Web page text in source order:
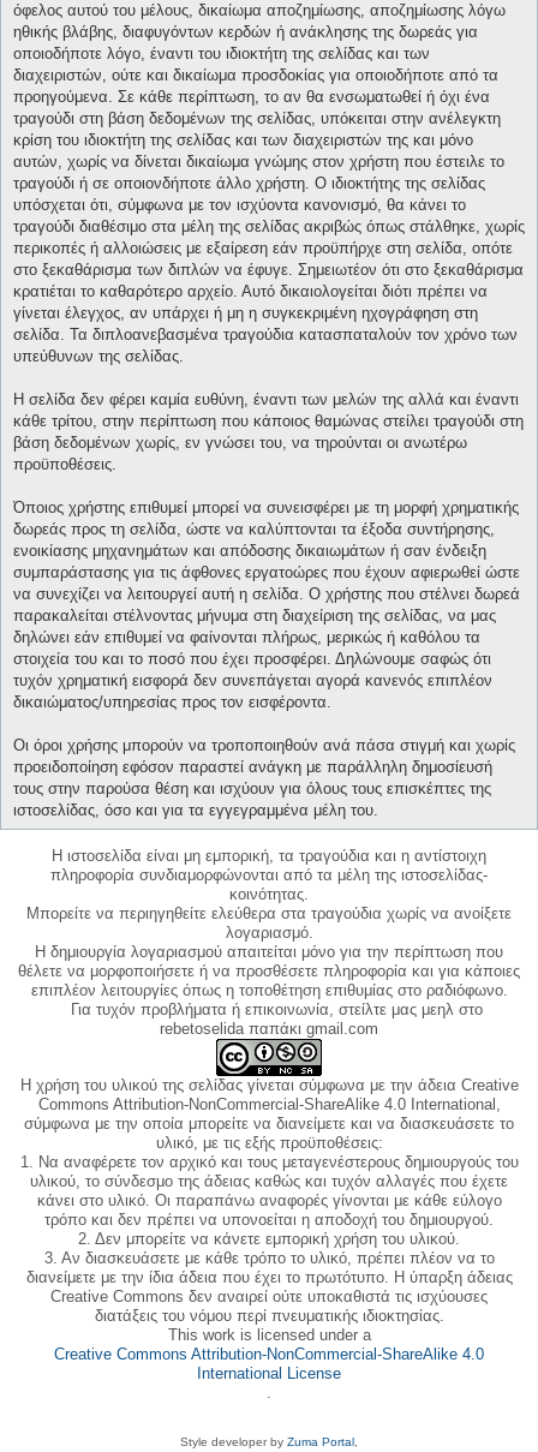
όφελος αυτού του μέλους, δικαίωμα αποζημίωσης, αποζημίωσης λόγω
ηθικής βλάβης, διαφυγόντων κερδών ή ανάκλησης της δωρεάς για
οποιοδήποτε λόγο, έναντι του ιδιοκτήτη της σελίδας και των
διαχειριστών, ούτε και δικαίωμα προσδοκίας για οποιοδήποτε από τα
προηγούμενα. Σε κάθε περίπτωση, το αν θα ενσωματωθεί ή όχι ένα
τραγούδι στη βάση δεδομένων της σελίδας, υπόκειται στην ανέλεγκτη
κρίση του ιδιοκτήτη της σελίδας και των διαχειριστών της και μόνο
αυτών, χωρίς να δίνεται δικαίωμα γνώμης στον χρήστη που έστειλε το
τραγούδι ή σε οποιονδήποτε άλλο χρήστη. Ο ιδιοκτήτης της σελίδας
υπόσχεται ότι, σύμφωνα με τον ισχύοντα κανονισμό, θα κάνει το
τραγούδι διαθέσιμο στα μέλη της σελίδας ακριβώς όπως στάλθηκε, χωρίς
περικοπές ή αλλοιώσεις με εξαίρεση εάν προϋπήρχε στη σελίδα, οπότε
στο ξεκαθάρισμα των διπλών να έφυγε. Σημειωτέον ότι στο ξεκαθάρισμα
κρατιέται το καθαρότερο αρχείο. Αυτό δικαιολογείται διότι πρέπει να
γίνεται έλεγχος, αν υπάρχει ή μη η συγκεκριμένη ηχογράφηση στη
σελίδα. Τα διπλοανεβασμένα τραγούδια κατασπαταλούν τον χρόνο των
υπεύθυνων της σελίδας.
Η σελίδα δεν φέρει καμία ευθύνη, έναντι των μελών της αλλά και έναντι
κάθε τρίτου, στην περίπτωση που κάποιος θαμώνας στείλει τραγούδι στη
βάση δεδομένων χωρίς, εν γνώσει του, να τηρούνται οι ανωτέρω
προϋποθέσεις.
Όποιος χρήστης επιθυμεί μπορεί να συνεισφέρει με τη μορφή χρηματικής
δωρεάς προς τη σελίδα, ώστε να καλύπτονται τα έξοδα συντήρησης,
ενοικίασης μηχανημάτων και απόδοσης δικαιωμάτων ή σαν ένδειξη
συμπαράστασης για τις άφθονες εργατοώρες που έχουν αφιερωθεί ώστε
να συνεχίζει να λειτουργεί αυτή η σελίδα. Ο χρήστης που στέλνει δωρεά
παρακαλείται στέλνοντας μήνυμα στη διαχείριση της σελίδας, να μας
δηλώνει εάν επιθυμεί να φαίνονται πλήρως, μερικώς ή καθόλου τα
στοιχεία του και το ποσό που έχει προσφέρει. Δηλώνουμε σαφώς ότι
τυχόν χρηματική εισφορά δεν συνεπάγεται αγορά κανενός επιπλέον
δικαιώματος/υπηρεσίας προς τον εισφέροντα.
Οι όροι χρήσης μπορούν να τροποποιηθούν ανά πάσα στιγμή και χωρίς
προειδοποίηση εφόσον παραστεί ανάγκη με παράλληλη δημοσίευσή
τους στην παρούσα θέση και ισχύουν για όλους τους επισκέπτες της
ιστοσελίδας, όσο και για τα εγγεγραμμένα μέλη του.
Η ιστοσελίδα είναι μη εμπορική, τα τραγούδια και η αντίστοιχη
πληροφορία συνδιαμορφώνονται από τα μέλη της ιστοσελίδας-
κοινότητας.
Μπορείτε να περιηγηθείτε ελεύθερα στα τραγούδια χωρίς να ανοίξετε
λογαριασμό.
Η δημιουργία λογαριασμού απαιτείται μόνο για την περίπτωση που
θέλετε να μορφοποιήσετε ή να προσθέσετε πληροφορία και για κάποιες
επιπλέον λειτουργίες όπως η τοποθέτηση επιθυμίας στο ραδιόφωνο.
Για τυχόν προβλήματα ή επικοινωνία, στείλτε μας μεηλ στο
rebetoselida παπάκι gmail.com
Η χρήση του υλικού της σελίδας γίνεται σύμφωνα με την άδεια Creative
Commons Attribution-NonCommercial-ShareAlike 4.0 International,
σύμφωνα με την οποία μπορείτε να διανείμετε και να διασκευάσετε το
υλικό, με τις εξής προϋποθέσεις:
1. Να αναφέρετε τον αρχικό και τους μεταγενέστερους δημιουργούς του
υλικού, το σύνδεσμο της άδειας καθώς και τυχόν αλλαγές που έχετε
κάνει στο υλικό. Οι παραπάνω αναφορές γίνονται με κάθε εύλογο
τρόπο και δεν πρέπει να υπονοείται η αποδοχή του δημιουργού.
2. Δεν μπορείτε να κάνετε εμπορική χρήση του υλικού.
3. Αν διασκευάσετε με κάθε τρόπο το υλικό, πρέπει πλέον να το
διανείμετε με την ίδια άδεια που έχει το πρωτότυπο. Η ύπαρξη άδειας
Creative Commons δεν αναιρεί ούτε υποκαθιστά τις ισχύουσες
διατάξεις του νόμου περί πνευματικής ιδιοκτησίας.
This work is licensed under a
Creative Commons Attribution-NonCommercial-ShareAlike 4.0
International License
.
Style developer by Zuma Portal